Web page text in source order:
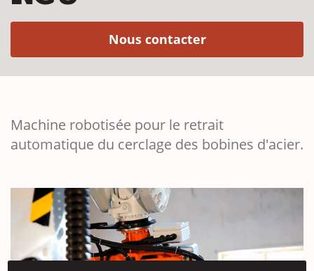
Nous contacter(Opens in a new
Machine robotisée pour le retrait
automatique du cerclage des bobines d'acier.